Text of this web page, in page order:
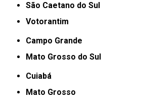
São Caetano do Sul
Votorantim
Campo Grande
Mato Grosso do Sul
Cuiabá
Mato Grosso